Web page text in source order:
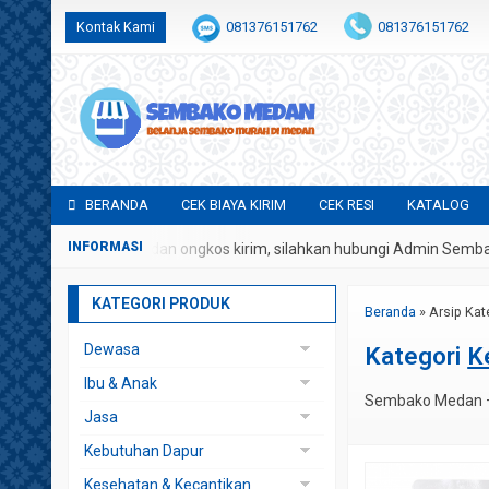
Kontak Kami 081376151762 081376151762
BERANDA CEK BIAYA KIRIM CEK RESI KATALOG
potongan harga dan ongkos kirim, silahkan hubungi Admin
Beranda »Arsip
Kategori
Sembako Medan
KATEGORI PRODUK
Dewasa
Rokok
Ibu & Anak
Botol Susu
Cotton Buds
Popok & Diaper
Jasa
Instagram
Sewa Kotak Hantaran
Kebutuhan Dapur
Beras
Kesehatan & Kecantikan